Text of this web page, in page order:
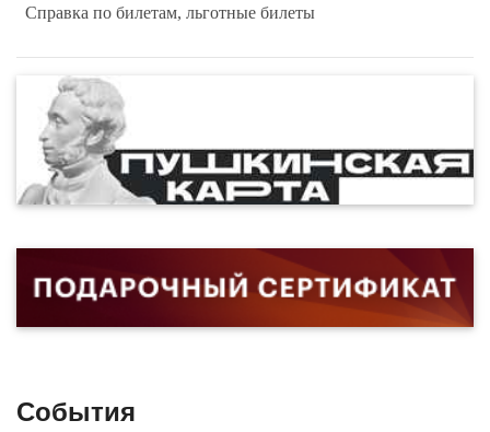
Справка по билетам, льготные билеты
События